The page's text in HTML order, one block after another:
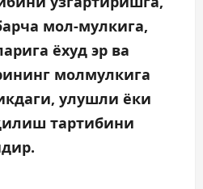
мол-мулкига,
ёхуд эр ва
молмулкига
улушли ёки
тартибини